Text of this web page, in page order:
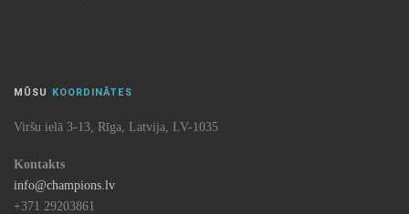
MŪSU KOORDINĀTES
Viršu ielā 3-13, Rīga, Latvija, LV-1035
Kontakts
info@champions.lv
+371 29203861